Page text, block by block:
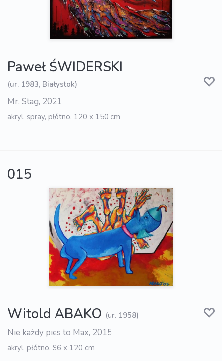
Paweł ŚWIDERSKI
(ur. 1983, Białystok)
Mr. Stag, 2021
akryl, spray, płótno, 120 x 150 cm
015
Witold ABAKO (ur. 1958)
Nie każdy pies to Max, 2015
akryl, płótno, 96 x 120 cm